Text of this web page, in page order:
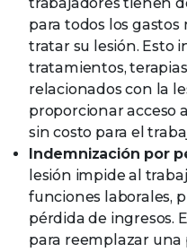
para todos los gastos
tratar su lesión. Esto
tratamientos,
relacionados con la
proporcionar acceso
sin costo para el
Indemnización por
lesión impide al
funciones laborales,
pérdida de ingresos.
para reemplazar